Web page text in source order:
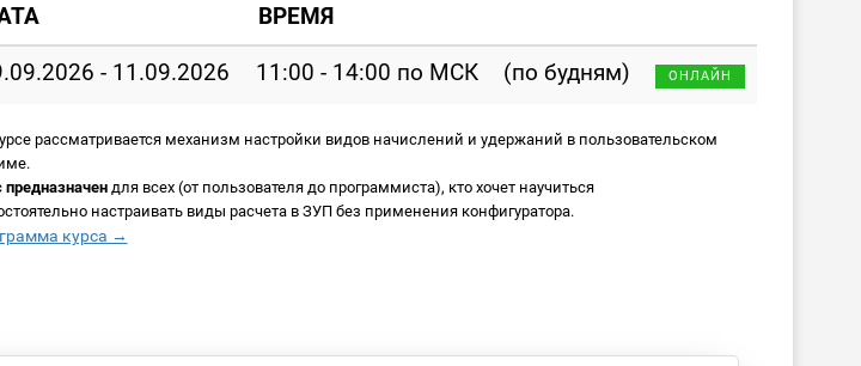
ВРЕМЯ
- 11.09.2026 11:00 - 14:00 по МСК (по будням) ОНЛАЙН
рассматривается механизм настройки видов начислений и удержаний в пользовательском
предназначендля всех (от пользователя до программиста), кто хочет научиться
настраивать виды расчета в ЗУП без применения конфигуратора.
курса →